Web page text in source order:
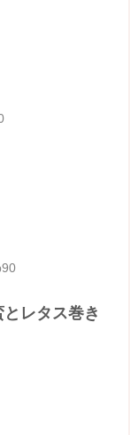
レタス巻き